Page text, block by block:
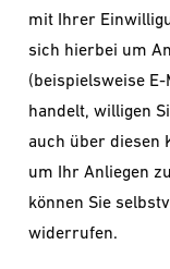
mit Ihrer
sich hierbei um
(beispielsweise
handelt, willigen
auch über diesen
um Ihr Anliegen
können Sie
widerrufen.